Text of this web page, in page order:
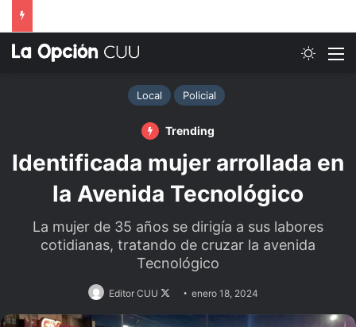
Local Policial
Trending
Identificada mujer arrollada en
la Avenida Tecnológico
La mujer de 35 años se dirigía a sus labores
cotidianas, tratando de cruzar la avenida
Tecnológico
Editor CUU
Followenero 18, 2024